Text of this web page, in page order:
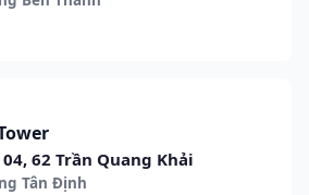
62 Trần Quang Khải
Tân Định